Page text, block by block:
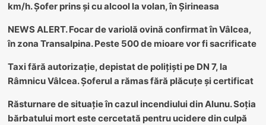
km/h. Șofer prins și cu alcool la volan, în Șirineasa
NEWS ALERT. Focar de variolă ovină confirmat în Vâlcea,
în zona Transalpina. Peste 500 de mioare vor fi sacrificate
Taxi fără autorizație, depistat de polițiști pe DN 7, la
Râmnicu Vâlcea. Șoferul a rămas fără plăcuțe și certificat
Răsturnare de situație în cazul incendiului din Alunu. Soția
bărbatului mort este cercetată pentru ucidere din culpă